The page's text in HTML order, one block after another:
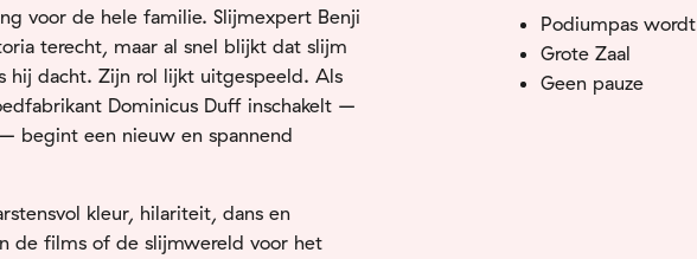
Podiumpas
Grote Zaal
Geen pauze
voor de hele familie. Slijmexpert Benji
terecht, maar al snel blijkt dat slijm
hij dacht. Zijn rol lijkt uitgespeeld. Als
Dominicus Duff inschakelt –
begint een nieuw en spannend
kleur, hilariteit, dans en
de films of de slijmwereld voor het